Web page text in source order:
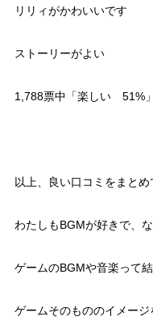
リリィがかわいいです
ストーリーがよい
1,788票中「楽しい 51%」
以上、良い口コミをまとめ
わたしもBGMが好きで、
ゲームのBGMや音楽って結
ゲームそのもののイメー